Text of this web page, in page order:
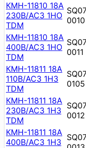
КМН-11810 18А
230В/АС3 1НО
TDM
0010
КМН-11810 18А
400В/АС3 1НО
TDM
0011
КМН-11811 18А
110В/АС3 1НЗ
TDM
0105
КМН-11811 18А
230В/АС3 1НЗ
TDM
0012
КМН-11811 18А
400В/АС3 1НЗ